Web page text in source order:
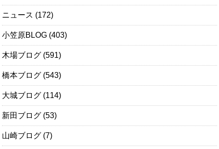
ニュース (172)
小笠原BLOG (403)
木場ブログ (591)
橋本ブログ (543)
大城ブログ (114)
新田ブログ (53)
山崎ブログ (7)